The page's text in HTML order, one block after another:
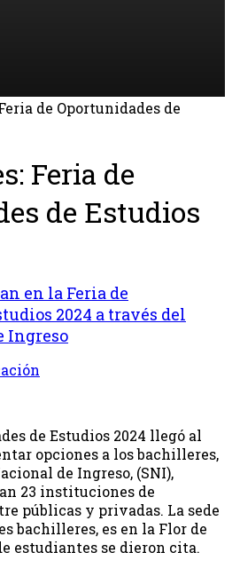
de Oportunidades de
Feria de
de Estudios
en la Feria de
2024 a través del
Ingreso
de Estudios 2024 llegó al
opciones a los bachilleres,
de Ingreso, (SNI),
23 instituciones de
públicas y privadas. La sede
bachilleres, es en la Flor de
estudiantes se dieron cita.